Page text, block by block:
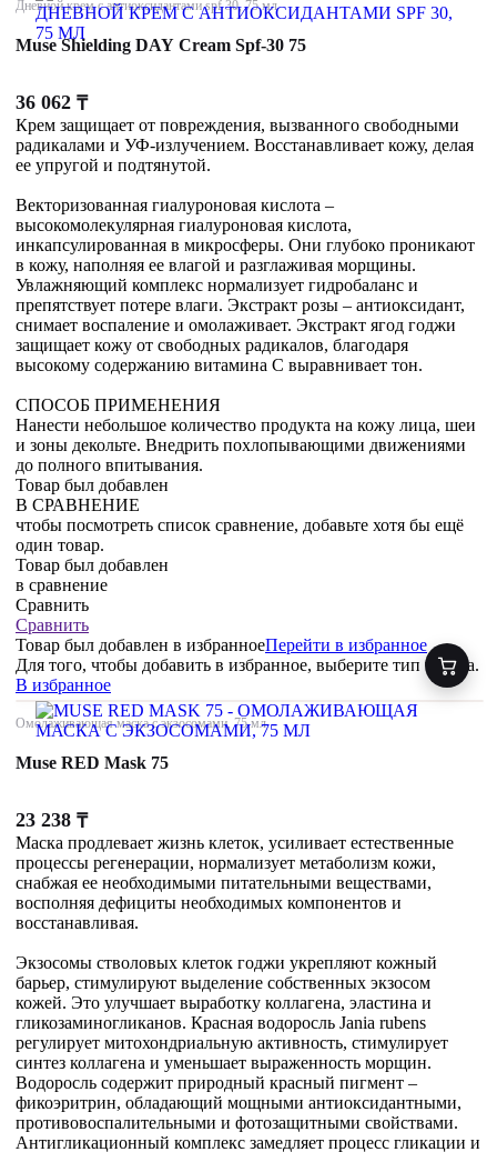
Дневной крем с антиоксидантами spf 30, 75 мл
Muse Shielding DAY Cream Spf-30 75
36 062 ₸
Крем защищает от повреждения, вызванного свободными
радикалами и УФ-излучением. Восстанавливает кожу, делая
ее упругой и подтянутой.
Векторизованная гиалуроновая кислота –
высокомолекулярная гиалуроновая кислота,
инкапсулированная в микросферы. Они глубоко проникают
в кожу, наполняя ее влагой и разглаживая морщины.
Увлажняющий комплекс нормализует гидробаланс и
препятствует потере влаги. Экстракт розы – антиоксидант,
снимает воспаление и омолаживает. Экстракт ягод годжи
защищает кожу от свободных радикалов, благодаря
высокому содержанию витамина С выравнивает тон.
СПОСОБ ПРИМЕНЕНИЯ
Нанести небольшое количество продукта на кожу лица, шеи
и зоны декольте. Внедрить похлопывающими движениями
до полного впитывания.
Товар был добавлен
В СРАВНЕНИЕ
чтобы посмотреть список сравнение, добавьте хотя бы ещё
один товар.
Товар был добавлен
в сравнение
Сравнить
Сравнить
Товар был добавлен в избранноеПерейти в избранное
Для того, чтобы добавить в избранное, выберите тип товара.
В избранное
Омолаживающая маска с экзосомами, 75 мл
Muse RED Mask 75
23 238 ₸
Маска продлевает жизнь клеток, усиливает естественные
процессы регенерации, нормализует метаболизм кожи,
снабжая ее необходимыми питательными веществами,
восполняя дефициты необходимых компонентов и
восстанавливая.
Экзосомы стволовых клеток годжи укрепляют кожный
барьер, стимулируют выделение собственных экзосом
кожей. Это улучшает выработку коллагена, эластина и
гликозаминогликанов. Красная водоросль Jania rubens
регулирует митохондриальную активность, стимулирует
синтез коллагена и уменьшает выраженность морщин.
Водоросль содержит природный красный пигмент –
фикоэритрин, обладающий мощными антиоксидантными,
противовоспалительными и фотозащитными свойствами.
Антигликационный комплекс замедляет процесс гликации и